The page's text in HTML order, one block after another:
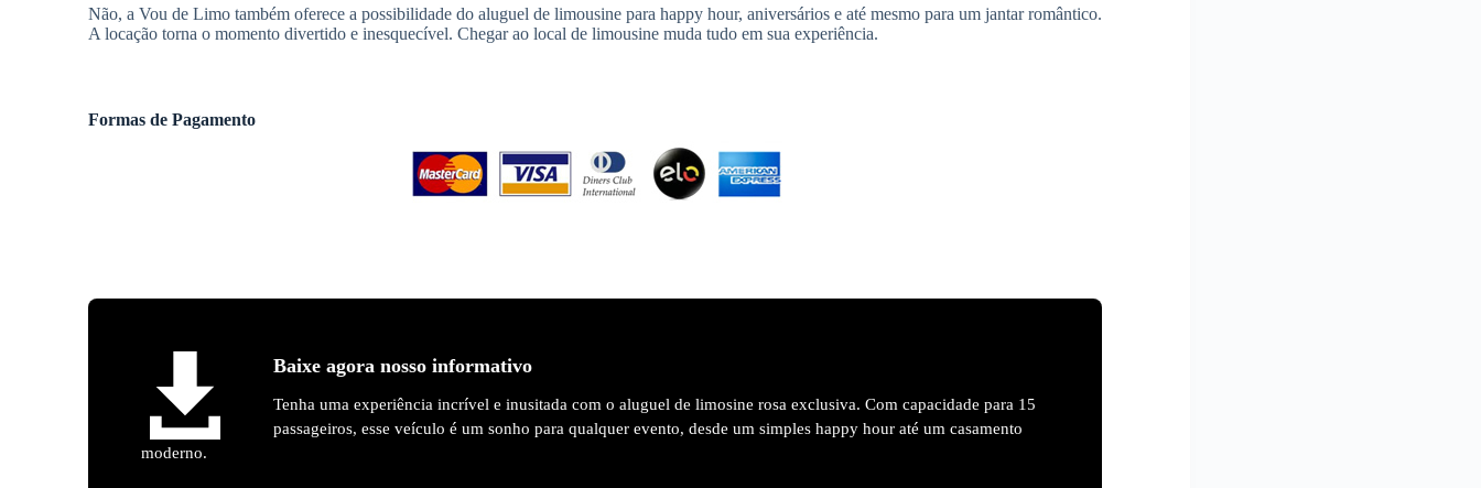
Não, a Vou de Limo também oferece a possibilidade do aluguel de limousine para happy hour, aniversários e até mesmo para um jantar romântico.
A locação torna o momento divertido e inesquecível. Chegar ao local de limousine muda tudo em sua experiência.
Formas de Pagamento
Baixe agora nosso informativo
Tenha uma experiência incrível e inusitada com o aluguel de limosine rosa exclusiva. Com capacidade para 15
passageiros, esse veículo é um sonho para qualquer evento, desde um simples happy hour até um casamento
moderno.